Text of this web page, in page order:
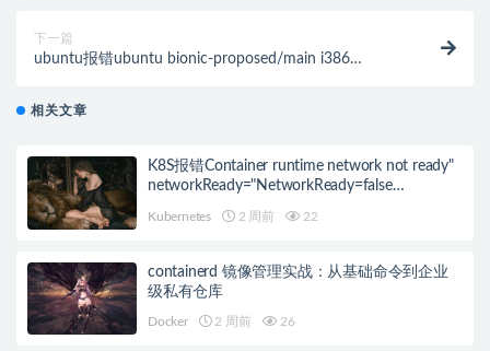
下一篇
ubuntu报错ubuntu bionic-proposed/main i386
相关文章
K8S报错Container runtime network not ready"
networkReady="NetworkReady=false
Kubernetes 2 周前 22
containerd 镜像管理实战：从基础命令到企业
级私有仓库
Docker 2 周前 26